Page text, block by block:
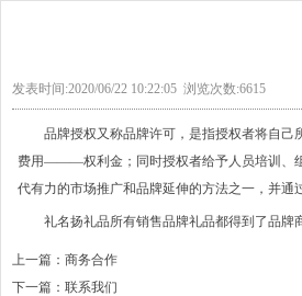
发表时间:2020/06/22 10:22:05 浏览次数:6615
品牌授权又称品牌许可，是指授权者将自
费用———权利金；同时授权者给予人员培训、
代有力的市场推广和品牌延伸的方法之一，并通
礼名扬礼品所有销售品牌礼品都得到了品牌
上一篇： 商务合作
下一篇： 联系我们